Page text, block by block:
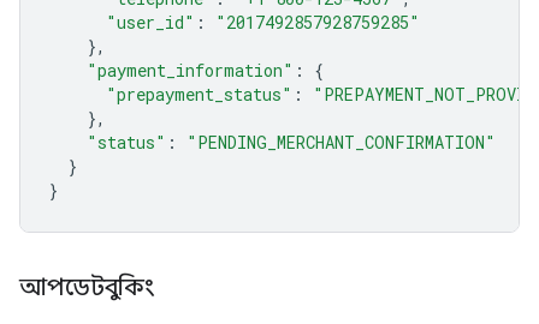
"user_id" :
"2017492857928759285"
},
"payment_information" :
{
"prepayment_status" :
},
"status" :
"PENDING_MERCHANT_CONFIRMATION"
}
}
আপডেটবুকিং